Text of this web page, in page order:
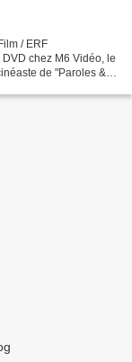
/ ERF
chez M6 Vidéo, le
de "Paroles &